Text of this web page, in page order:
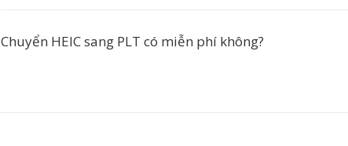
Chuyển HEIC sang PLT có miễn phí không?